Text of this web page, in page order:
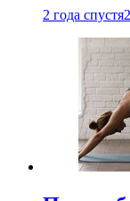
2 года спустя